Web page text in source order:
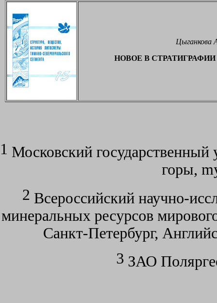
Цыганкова
НОВОЕ В
1 Московский государственный
горы,
2 Всероссийский научно-
минеральных ресурсов
Санкт-Петербург,
3 ЗАО